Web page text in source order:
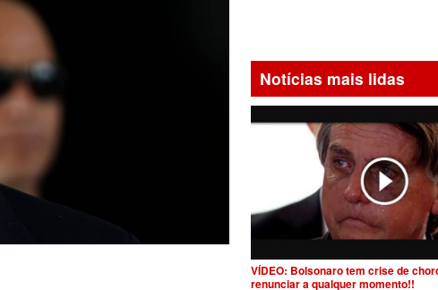
Notícias mais lidas
VÍDEO: Bolsonaro tem crise de
renunciar a qualquer momento!!